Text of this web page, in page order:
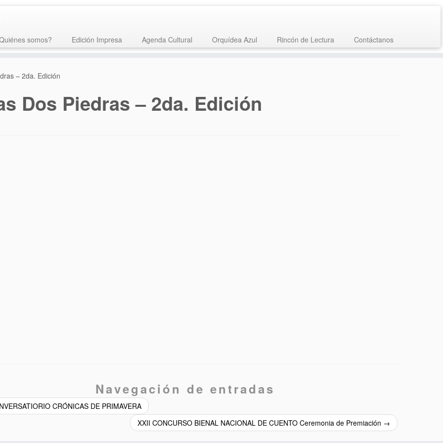
somos? Edición Impresa Agenda Cultural Orquídea Azul Rincón de Lectura Contáctanos
– 2da. Edición
Dos Piedras – 2da. Edición
Navegación de entradas
CRÓNICAS DE PRIMAVERA
XXII CONCURSO BIENAL NACIONAL DE CUENTO Ceremonia de Premiación →